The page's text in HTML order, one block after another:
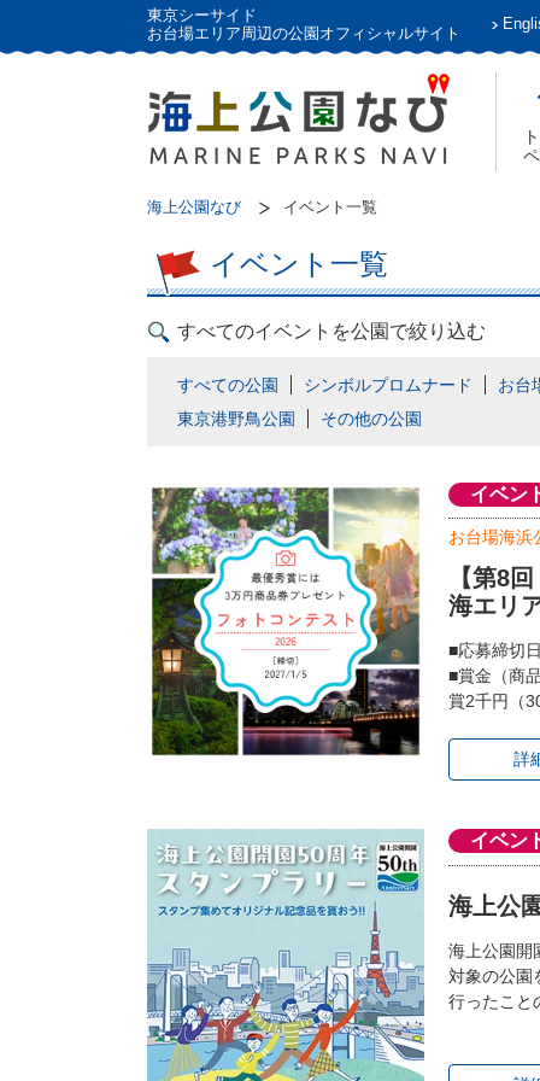
東京シーサイド
お台場エリア周辺の公園オフィシャルサイト
海上公園なび イベント一覧
イベント一覧
すべてのイベントを公園で絞り込む
すべての公園 シンボルプロムナード
お台
東京港野鳥公園
その他の公園
イベン
お台場海浜
【第8
海エリ
■応募締切
■賞金（商
賞2千円（
詳
イベン
海上公
海上公園開
対象の公園
行ったこと